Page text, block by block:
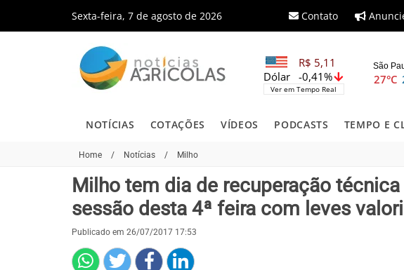
Sexta-feira, 7 de agosto de 2026 Contato
R$ 5,11
-0,41%
Dólar
Ver em Tempo Real
27°C
NOTÍCIAS COTAÇÕES VÍDEOS PODCASTS TEMPO E
Home / Notícias / Milho
Milho tem dia de recuperação
sessão desta 4ª feira com leves
Publicado em 26/07/2017 17:53